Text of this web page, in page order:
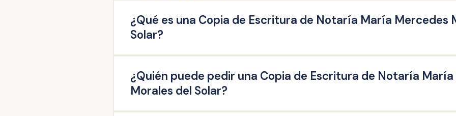
¿Qué es una Copia de Escritura de Notaría María Mercedes
Solar?
una escritura original otorgada ante el Notario. Puedes solicitar la copia de escritura
público firmado en esta Notaría: escritura de compraventa, de hipoteca, testamento,
¿Quién puede pedir una Copia de Escritura de Notaría
Morales del Solar?